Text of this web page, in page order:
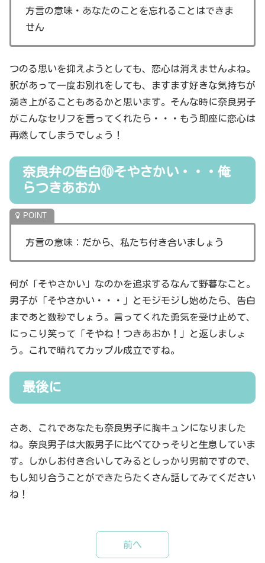
方言の意味・あなたのことを忘れることはできま
せん
つのる思いを抑えようとしても、恋心は消えませんよね。
訳があって一度お別れをしても、ますます好きな気持ちが
湧き上がることもあるかと思います。そんな時に奈良男子
がこんなセリフを言ってくれたら・・・もう即座に恋心は
再燃してしまうでしょう！
奈良弁の告白⑩そやさかい・・・俺
らつきあおか
方言の意味：だから、私たち付き合いましょう
何が「そやさかい」なのかを追求するなんて野暮なこと。
男子が「そやさかい・・・」とモジモジし始めたら、告白
まであと数秒でしょう。言ってくれた勇気を受け止めて、
にっこり笑って「そやね！つきあおか！」と返しましょ
う。これで晴れてカップル成立ですね。
最後に
さあ、これであなたも奈良男子に胸キュンになりました
ね。奈良男子は大阪男子に比べてひっそりと生息していま
す。しかしお付き合いしてみるとしっかり男前ですので、
もし知り合うことができたらたくさん話してみてください
ね！
前へ